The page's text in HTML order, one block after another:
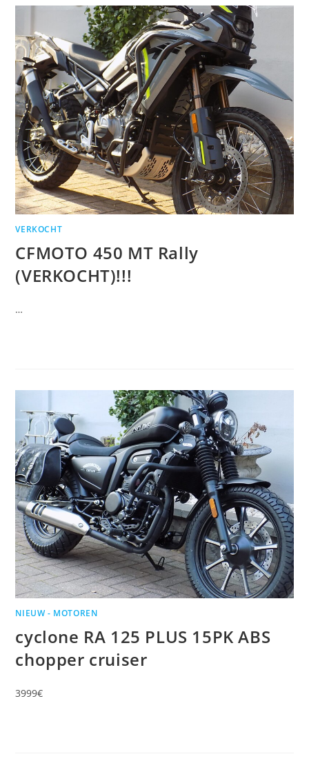
VERKOCHT
CFMOTO 450 MT Rally
(VERKOCHT)!!!
…
NIEUW - MOTOREN
cyclone RA 125 PLUS 15PK ABS
chopper cruiser
3999€